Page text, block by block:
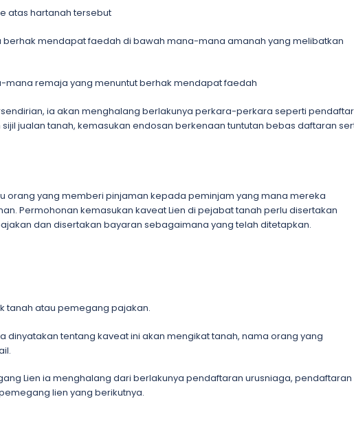
atas hartanah tersebut
berhak mendapat faedah di bawah mana-mana amanah yang melibatkan
mana remaja yang menuntut berhak mendapat faedah
ia akan menghalang berlakunya perkara-perkara seperti
jualan tanah, kemasukan endosan berkenaan tuntutan bebas daftaran
orang yang memberi pinjaman kepada peminjam yang mana mereka
Permohonan kemasukan kaveat Lien di pejabat tanah perlu disertakan
dan disertakan bayaran sebagaimana yang telah ditetapkan.
tanah atau pemegang pajakan.
dinyatakan tentang kaveat ini akan mengikat tanah, nama orang yang
Lien ia menghalang dari berlakunya pendaftaran urusniaga, pendaftaran
lien yang berikutnya.